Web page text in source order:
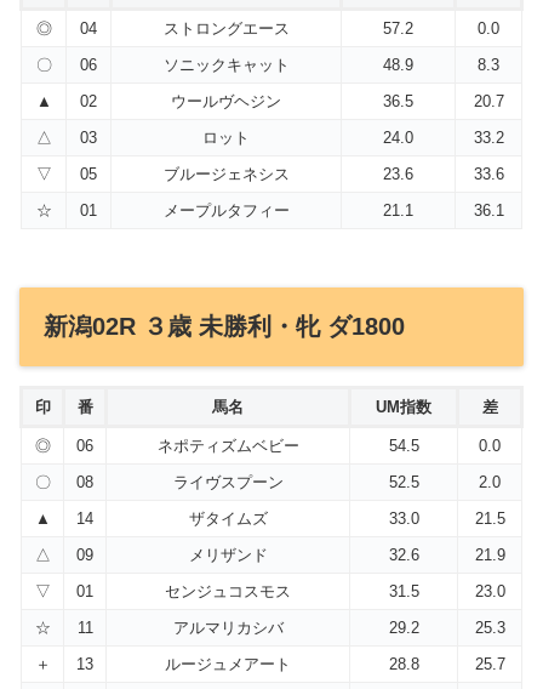
◎ 04 ストロングエース 57.2
0.0
〇
06 ソニックキャット 48.9
8.3
▲
02 ウールヴヘジン 36.5
20.7
△
03 ロット 24.0
33.2
▽
05 ブルージェネシス 23.6
33.6
☆
01 メープルタフィー 21.1 36.1
新潟02R ３歳 未勝利・牝 ダ1800
印 番 馬名 UM指数 差
◎ 06 ネポティズムベビー 54.5
0.0
〇
08 ライヴスプーン 52.5
2.0
▲
14 ザタイムズ 33.0
21.5
△
09 メリザンド 32.6
21.9
▽
01 センジュコスモス 31.5
23.0
☆
11 アルマリカシバ 29.2
25.3
＋
13 ルージュメアート 28.8
25.7